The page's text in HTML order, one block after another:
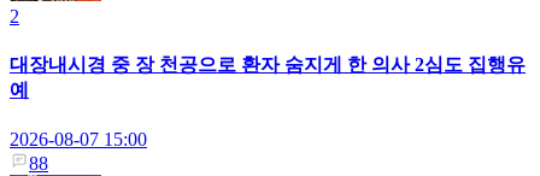
2
대장내시경 중 장 천공으로 환자 숨지게 한 의사 2심도 집행유
예
2026-08-07 15:00
88